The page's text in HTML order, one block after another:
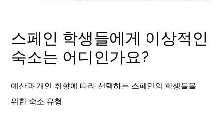
스페인 학생들에게 이상적인
숙소는 어디인가요?
예산과 개인 취향에 따라 선택하는 스페인의 학생들을
위한 숙소 유형,